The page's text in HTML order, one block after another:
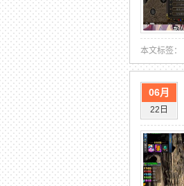
本文标签：
06月
22日